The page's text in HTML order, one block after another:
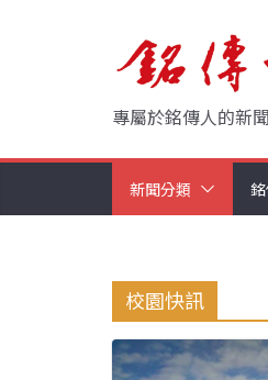
專屬於銘傳人的新
新聞分類
校園快訊